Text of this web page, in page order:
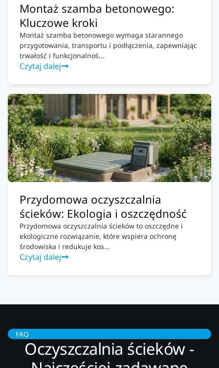
Montaż szamba betonowego:
Kluczowe kroki
Montaż szamba betonowego wymaga starannego
przygotowania, transportu i podłączenia, zapewniając
trwałość i funkcjonalnoś...
Czytaj dalej
Przydomowa oczyszczalnia
ścieków: Ekologia i oszczędność
Przydomowa oczyszczalnia ścieków to oszczędne i
ekologiczne rozwiązanie, które wspiera ochronę
środowiska i redukuje kos...
Czytaj dalej
FAQ
Oczyszczalnia ścieków -